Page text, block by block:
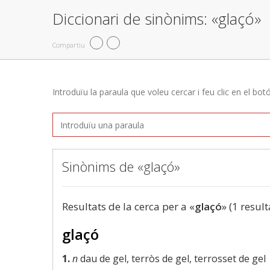
Diccionari de sinònims: «glaçó»
Compartiu
Introduïu la paraula que voleu cercar i feu clic en el
Sinònims de «glaçó»
Resultats de la cerca per a «glaçó» (1
glaçó
1.ndau de gel, terròs de gel, terrosset de gel